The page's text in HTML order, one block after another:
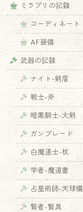
ミラプリの記録
コーディネート
AF装備
武器の記録
ナイト-剣盾
戦士-斧
暗黒騎士-大剣
ガンブレード
白魔道士-杖
学者-魔道書
占星術師-天球儀
賢者-賢具